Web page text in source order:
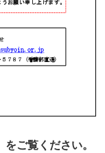
をご覧ください。